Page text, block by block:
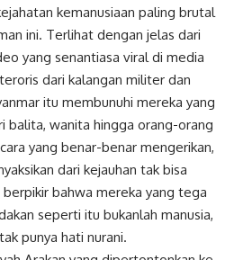
kemanusiaan paling brutal
ini. Terlihat dengan jelas dari
yang senantiasa viral di media
dari kalangan militer dan
itu membunuhi mereka yang
balita, wanita hingga orang-orang
yang benar-benar mengerikan,
dari kejauhan tak bisa
bahwa mereka yang tega
seperti itu bukanlah manusia,
punya hati nurani.